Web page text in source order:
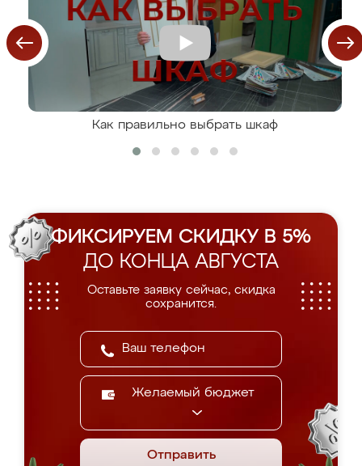
Как правильно выбрать шкаф
ФИКСИРУЕМ СКИДКУ В 5%
ДО КОНЦА АВГУСТА
Оставьте заявку сейчас, скидка
сохранится.
Желаемый бюджет
Отправить